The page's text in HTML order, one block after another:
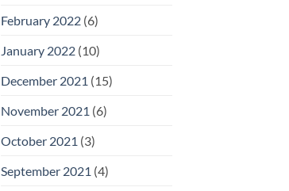
February 2022(6)
January 2022(10)
December 2021 (15)
November 2021 (6)
October 2021 (3)
September 2021 (4)